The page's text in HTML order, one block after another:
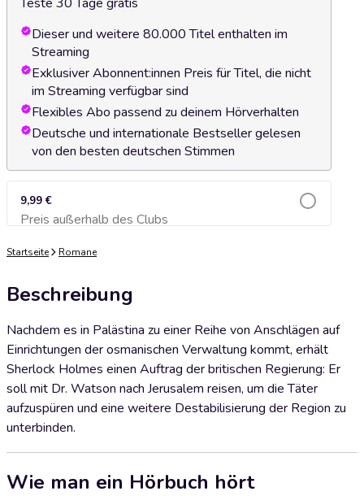
Dieser und weitere 80.000 Titel enthalten im
Streaming
Exklusiver Abonnent:innen Preis für Titel, die nicht
im Streaming verfügbar sind
Flexibles Abo passend zu deinem Hörverhalten
Deutsche und internationale Bestseller gelesen
von den besten deutschen Stimmen
9,99 €
Preis außerhalb des ClubsZum Warenkorb hinzufügen
Startseite Romane
Beschreibung
Nachdem es in Palästina zu einer Reihe von Anschlägen auf
Einrichtungen der osmanischen Verwaltung kommt, erhält
Sherlock Holmes einen Auftrag der britischen Regierung: Er
soll mit Dr. Watson nach Jerusalem reisen, um die Täter
aufzuspüren und eine weitere Destabilisierung der Region zu
unterbinden.
Wie man ein Hörbuch hört